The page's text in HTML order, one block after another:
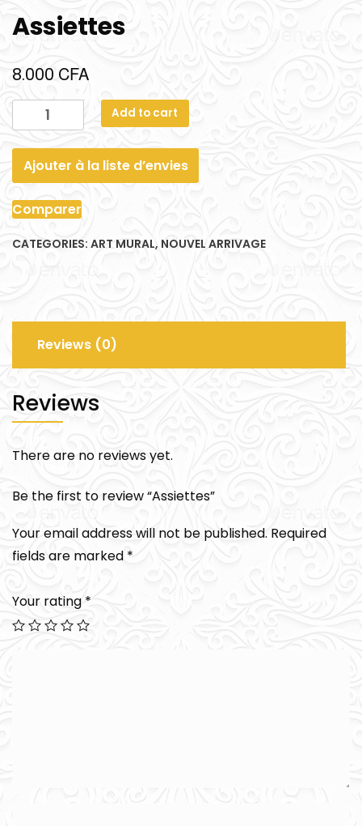
Assiettes
8.000 CFA
Add to cart
Ajouter à la liste d’envies
Comparer
CATEGORIES: ART MURAL, NOUVEL ARRIVAGE
Reviews (0)
Reviews
There are no reviews yet.
Be the first to review “Assiettes”
Your email address will not be published. Required
fields are marked *
Your rating *